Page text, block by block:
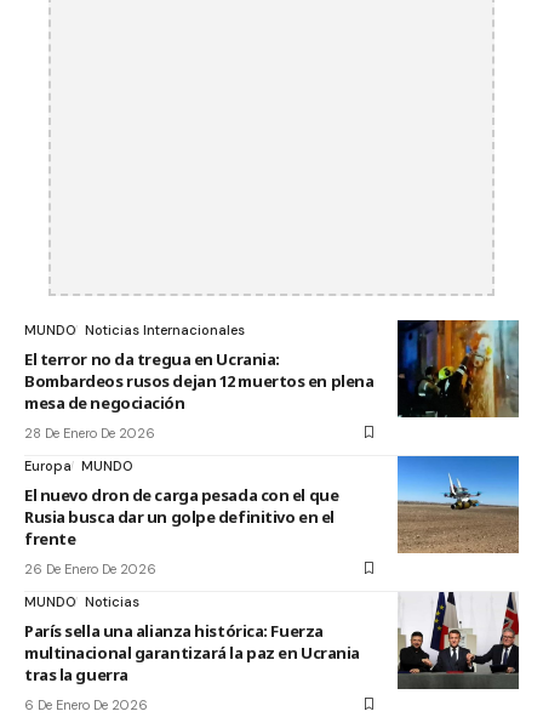
MUNDO Noticias Internacionales
El terror no da tregua en Ucrania:
Bombardeos rusos dejan 12 muertos en plena
mesa de negociación
28 De Enero De 2026
Europa MUNDO
El nuevo dron de carga pesada con el que
Rusia busca dar un golpe definitivo en el
frente
26 De Enero De 2026
MUNDO Noticias
París sella una alianza histórica: Fuerza
multinacional garantizará la paz en Ucrania
tras la guerra
6 De Enero De 2026